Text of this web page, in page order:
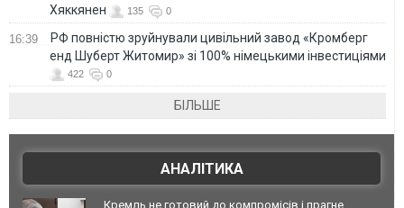
Хяккянен
135 0
16:39
РФ повністю зруйнували цивільний завод «Кромберг
енд Шуберт Житомир» зі 100% німецькими інвестиціями
422 0
БІЛЬШЕ
АНАЛІТИКА
Кремль не готовий до компромісів і прагне